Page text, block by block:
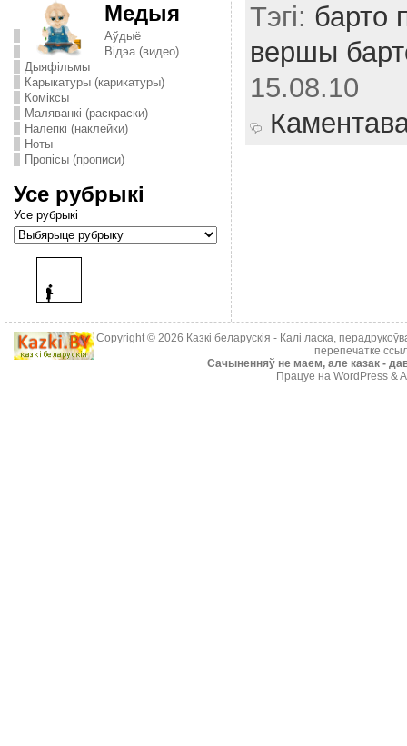
Медыя
Аўдыё
Відэа (видео)
Дыяфільмы
Карыкатуры (карикатуры)
Комiксы
Маляванкі (раскраски)
Налепкі (наклейки)
Ноты
Пропісы (прописи)
Усе рубрыкі
Усе рубрыкі
Тэгі: барто
вершы
15.08.10
Copyright © 2026 Казкі беларускія - Калі ласка,
перепечатке
Cачыненняў не маем, але казак -
Працуе на WordPress &